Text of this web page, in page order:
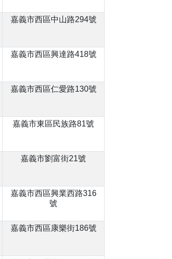
嘉義市西區中山路294號
嘉義市西區興達路418號
嘉義市西區仁愛路130號
嘉義市東區民族路81號
嘉義市劉富街21號
嘉義市西區興業西路316
號
嘉義市西區康樂街186號